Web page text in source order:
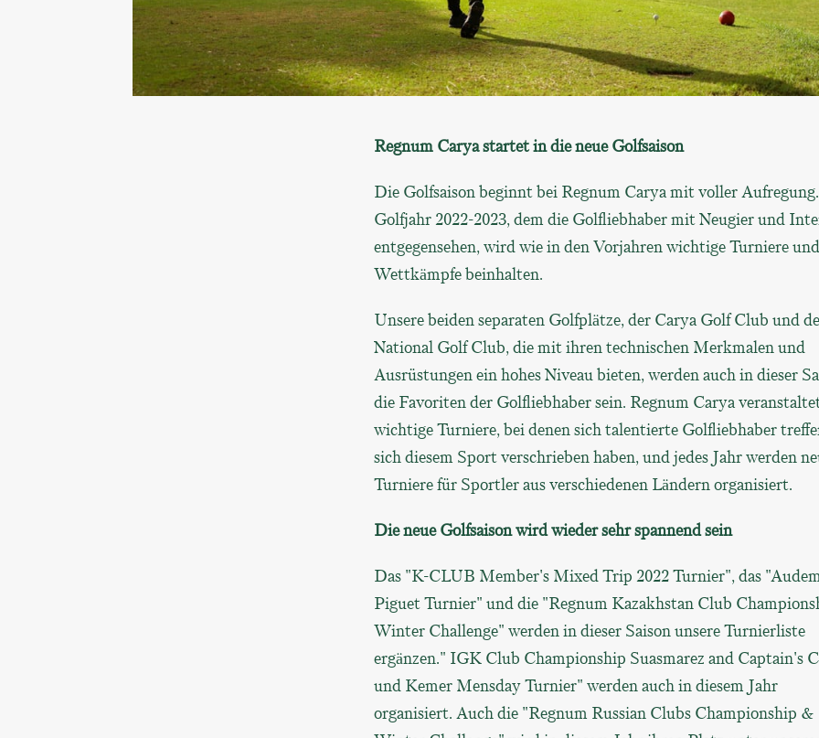
Regnum Carya startet in die neue Golfsaison
Die Golfsaison beginnt bei Regnum Carya mit voller
Golfjahr 2022-2023, dem die Golfliebhaber mit Neugier und
entgegensehen, wird wie in den Vorjahren wichtige Turniere und
Wettkämpfe beinhalten.
Unsere beiden separaten Golfplätze, der Carya Golf Club und
National Golf Club, die mit ihren technischen Merkmalen und
Ausrüstungen ein hohes Niveau bieten, werden auch in dieser
die Favoriten der Golfliebhaber sein. Regnum Carya
wichtige Turniere, bei denen sich talentierte Golfliebhaber
sich diesem Sport verschrieben haben, und jedes Jahr werden
Turniere für Sportler aus verschiedenen Ländern organisiert.
Die neue Golfsaison wird wieder sehr spannend sein
Das "K-CLUB Member's Mixed Trip 2022 Turnier", das
Piguet Turnier" und die "Regnum Kazakhstan Club
Winter Challenge" werden in dieser Saison unsere Turnierliste
ergänzen." IGK Club Championship Suasmarez and Captain's
und Kemer Mensday Turnier" werden auch in diesem Jahr
organisiert. Auch die "Regnum Russian Clubs Championship &